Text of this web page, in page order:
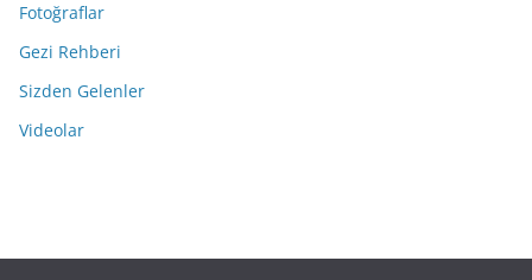
Fotoğraflar
Gezi Rehberi
Sizden Gelenler
Videolar